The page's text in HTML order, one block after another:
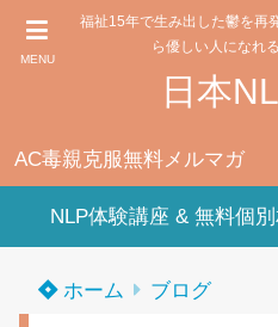
MENU
福祉15年で生み出した鬱を再
ら優しい人になれ
日本
AC毒親克服無料メルマガ
NLP体験講座 & 無料個
ホーム ブログ